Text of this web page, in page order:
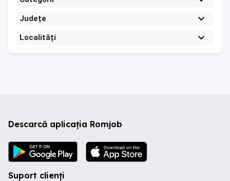
Județe
Localități
Descarcă aplicația Romjob
Suport clienți